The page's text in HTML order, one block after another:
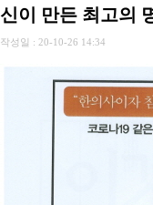
신이 만든 최고의
작성일 : 20-10-26 14:34